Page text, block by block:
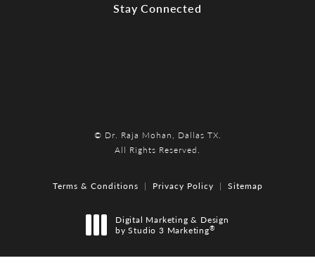
Stay Connected
© Dr. Raja Mohan, Dallas TX.
All Rights Reserved.
Terms & Conditions Privacy Policy Sitemap
Digital Marketing & Design
by Studio 3 Marketing®